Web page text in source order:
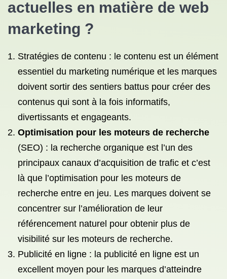
actuelles en matière de web
marketing ?
Stratégies de contenu : le contenu est un élément
essentiel du marketing numérique et les marques
doivent sortir des sentiers battus pour créer des
contenus qui sont à la fois informatifs,
divertissants et engageants.
Optimisation pour les moteurs de recherche
(SEO) : la recherche organique est l’un des
principaux canaux d’acquisition de trafic et c’est
là que l’optimisation pour les moteurs de
recherche entre en jeu. Les marques doivent se
concentrer sur l’amélioration de leur
référencement naturel pour obtenir plus de
visibilité sur les moteurs de recherche.
Publicité en ligne : la publicité en ligne est un
excellent moyen pour les marques d’atteindre